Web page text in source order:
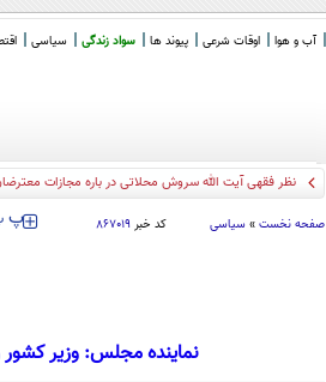
آب و هوا اوقات شرعی پیوند ها سواد زندگی سیاسی
نظر فقهی آیت الله سروش محلاتی در باره مجازات
صفحه نخست » سیاسی کد خبر ۸۶۷۰۱۹ ‍‍‍ پ
نماینده مجلس: وزیر